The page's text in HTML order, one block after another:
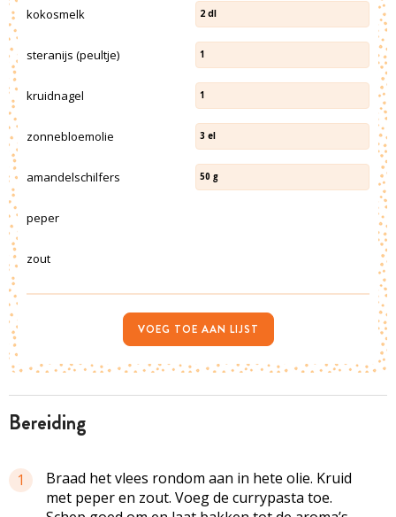
bereiding
1
Braad het vlees rondom aan in hete olie. Kruid
met peper en zout. Voeg de currypasta toe.
kokosmelk 2 dl
steranijs (peultje) 1
kruidnagel 1
zonnebloemolie 3 el
amandelschilfers 50 g
peper
zout
VOEG TOE AAN LIJST